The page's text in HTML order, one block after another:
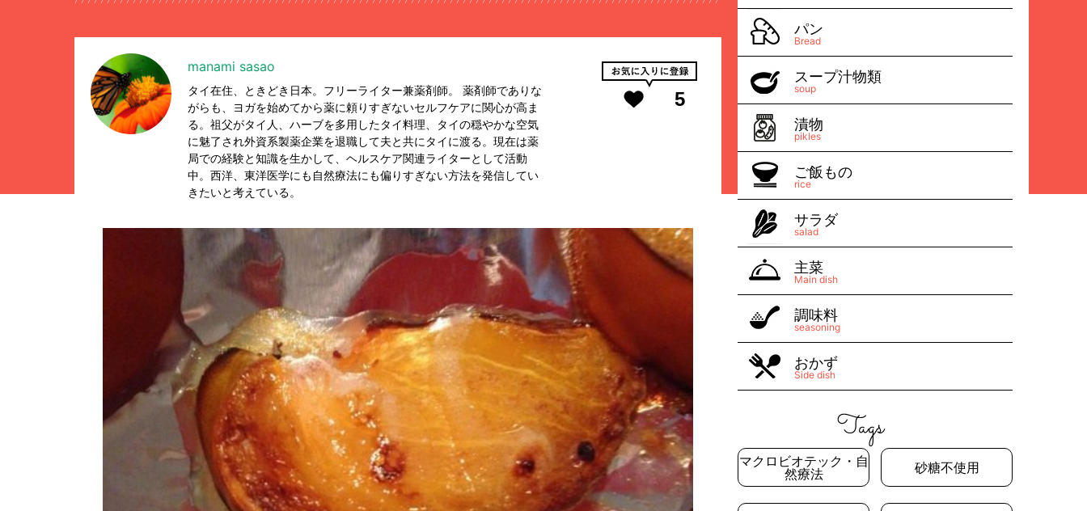
manami sasao
タイ在住、ときどき日本。フリーライター兼薬剤師。 薬剤師でありな
がらも、ヨガを始めてから薬に頼りすぎないセルフケアに関心が高ま
る。祖父がタイ人、ハーブを多用したタイ料理、タイの穏やかな空気
に魅了され外資系製薬企業を退職して夫と共にタイに渡る。現在は薬
局での経験と知識を生かして、ヘルスケア関連ライターとして活動
中。西洋、東洋医学にも自然療法にも偏りすぎない方法を発信してい
きたいと考えている。
5
パン
Bread
スープ汁物類
soup
漬物
pikles
ご飯もの
rice
サラダ
salad
主菜
Main dish
調味料
seasoning
おかず
Side dish
マクロビオテック・自
然療法
砂糖不使用